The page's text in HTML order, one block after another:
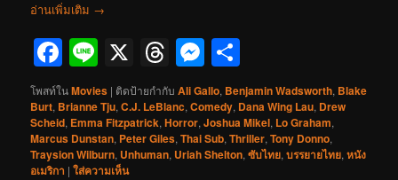
อ่านเพิ่มเติม →
Facebook
Line
X Threads
Messenger
โพสท์ในMovies | ติดป้ายกำกับ Ali Gallo, Benjamin Wadsworth, Blake
Burt, Brianne Tju,C.J. LeBlanc,Comedy, Dana Wing Lau, Drew
Scheid, Emma Fitzpatrick,Horror,Joshua Mikel, Lo Graham,
Marcus Dunstan, Peter Giles,Thai Sub,Thriller,Tony Donno,
Traysion Wilburn, Unhuman, Uriah Shelton,ซับไทย,บรรยายไทย,หนัง
อเมริกา |ใส่ความเห็น